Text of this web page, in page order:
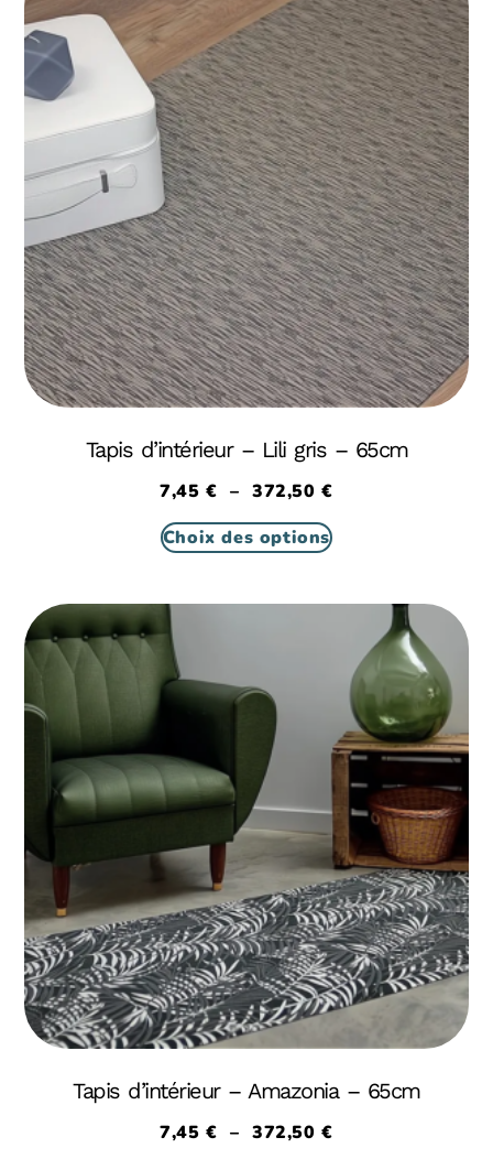
Tapis d’intérieur – Lili gris – 65cm
7,45€ – 372,50€
Choix des options
Tapis d’intérieur – Amazonia – 65cm
7,45€ – 372,50€